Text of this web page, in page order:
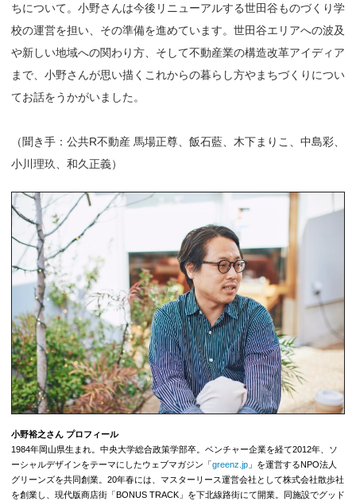
ちについて。小野さんは今後リニューアルする世田谷ものづくり学
校の運営を担い、その準備を進めています。世田谷エリアへの波及
や新しい地域への関わり方、そして不動産業の構造改革アイディア
まで、小野さんが思い描くこれからの暮らし方やまちづくりについ
てお話をうかがいました。
（聞き手：公共R不動産 馬場正尊、飯石藍、木下まりこ、中島彩、
小川理玖、和久正義）
小野裕之さん プロフィール
1984年岡山県生まれ。中央大学総合政策学部卒。ベンチャー企業を経て2012年、ソ
ーシャルデザインをテーマにしたウェブマガジン「greenz.jp 」を運営するNPO法人
グリーンズを共同創業。20年春には、マスターリース運営会社として株式会社散歩社
を創業し、現代版商店街「BONUS TRACK」を下北線路街にて開業。同施設でグッド